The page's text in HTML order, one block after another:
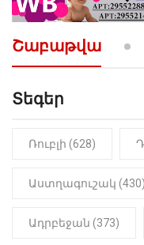
Շաբաթվա
Տեգեր
Ռուբլի (628)
Աստղագուշակ (430)
Ադրբեջան (373)